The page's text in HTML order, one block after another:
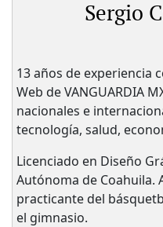
Sergio
13 años de experiencia
Web de VANGUARDIA
nacionales e
tecnología, salud,
Licenciado en Diseño
Autónoma de Coahuila.
practicante del
el gimnasio.